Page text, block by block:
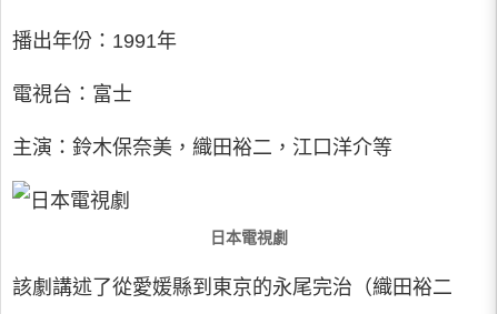
播出年份：1991年
電視台：富士
主演：鈴木保奈美，織田裕二，江口洋介等
日本電視劇
該劇講述了從愛媛縣到東京的永尾完治（織田裕二